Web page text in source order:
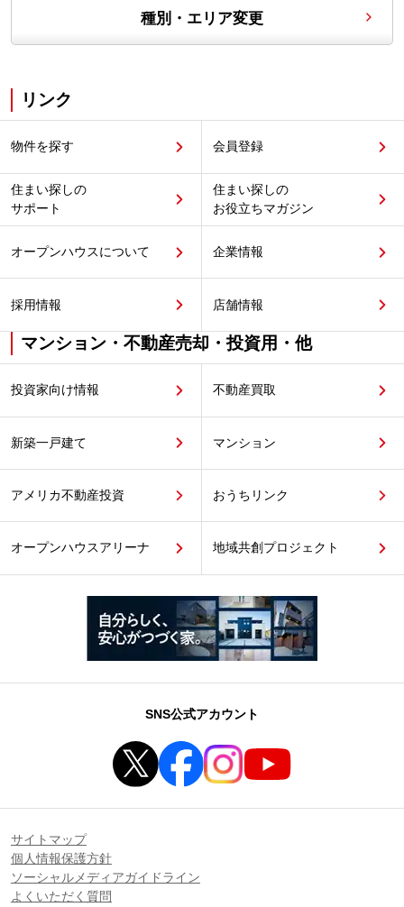
種別・エリア変更
リンク
物件を探す 会員登録
住まい探しの
サポート
住まい探しの
お役立ちマガジン
オープンハウスについて 企業情報
採用情報 店舗情報
マンション・不動産売却・投資用・他
投資家向け情報 不動産買取
新築一戸建て マンション
アメリカ不動産投資 おうちリンク
オープンハウスアリーナ 地域共創プロジェクト
SNS公式アカウント
サイトマップ
個人情報保護方針
ソーシャルメディアガイドライン
よくいただく質問